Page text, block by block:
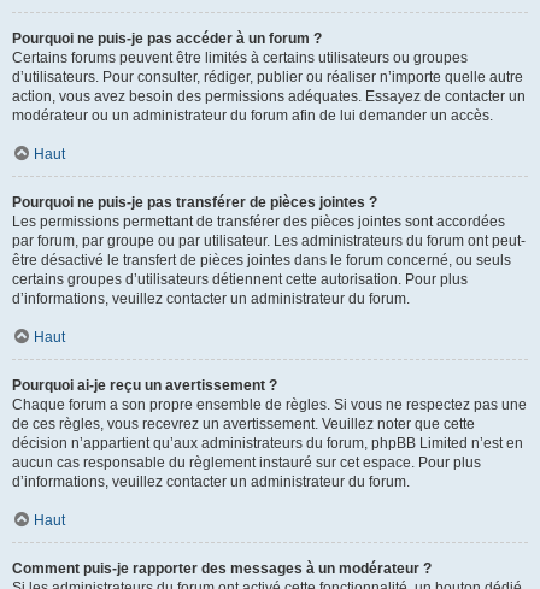
Pourquoi ne puis-je pas accéder à un forum ?
Certains forums peuvent être limités à certains utilisateurs ou groupes
d’utilisateurs. Pour consulter, rédiger, publier ou réaliser n’importe quelle autre
action, vous avez besoin des permissions adéquates. Essayez de contacter un
modérateur ou un administrateur du forum afin de lui demander un accès.
Haut
Pourquoi ne puis-je pas transférer de pièces jointes ?
Les permissions permettant de transférer des pièces jointes sont accordées
par forum, par groupe ou par utilisateur. Les administrateurs du forum ont peut-
être désactivé le transfert de pièces jointes dans le forum concerné, ou seuls
certains groupes d’utilisateurs détiennent cette autorisation. Pour plus
d’informations, veuillez contacter un administrateur du forum.
Haut
Pourquoi ai-je reçu un avertissement ?
Chaque forum a son propre ensemble de règles. Si vous ne respectez pas une
de ces règles, vous recevrez un avertissement. Veuillez noter que cette
décision n’appartient qu’aux administrateurs du forum, phpBB Limited n’est en
aucun cas responsable du règlement instauré sur cet espace. Pour plus
d’informations, veuillez contacter un administrateur du forum.
Haut
Comment puis-je rapporter des messages à un modérateur ?